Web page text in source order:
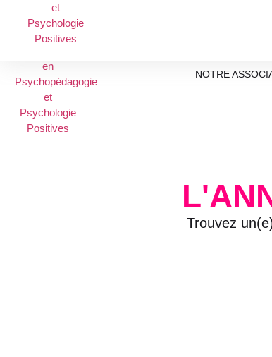
NOTRE
Trouvez